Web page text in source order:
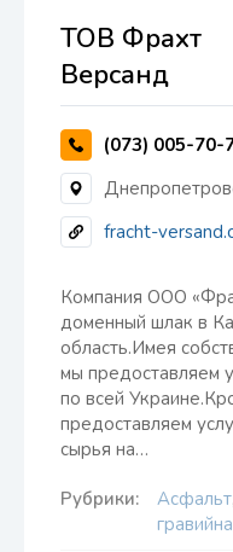
ТОВ Фрахт
Версанд
(073) 005-70-
fracht-
Компания ООО
доменный шлак в
область.Имея
мы предоставляем
по всей
предоставляем
сырья на…
Рубрики: Асфальт